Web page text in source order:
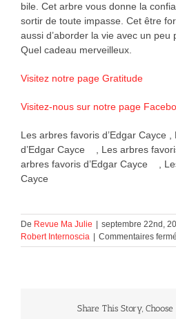
bile. Cet arbre vous donne la
sortir de toute impasse. Cet être
aussi d’aborder la vie avec un peu
Quel cadeau merveilleux.
Visitez notre page Gratitude
Visitez-nous sur notre page
Les arbres favoris d’Edgar Cayce
d’Edgar Cayce , Les arbres
arbres favoris d’Edgar Cayce ,
Cayce
De Revue Ma Julie septembre 22nd,
Robert Internoscia
Commentaires
Share This Story,